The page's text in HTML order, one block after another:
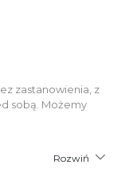
zastanowienia, z
sobą. Możemy
Rozwiń